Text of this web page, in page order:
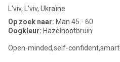
L'viv, L'viv, Ukraïne
Op zoek naar: Man 45 - 60
Oogkleur: Hazelnootbruin
Open-minded,self-confident,smart.